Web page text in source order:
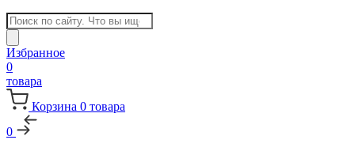
Поиск
товаров
Избранное
0
товара
Корзина 0 товара
0